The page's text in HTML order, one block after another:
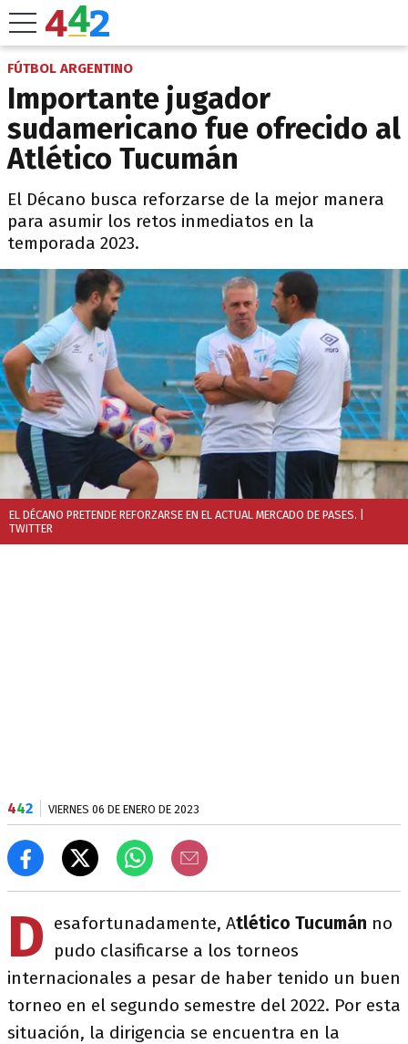
FÚTBOL ARGENTINO
Importante jugador
sudamericano fue ofrecido al
Atlético Tucumán
El Décano busca reforzarse de la mejor manera
para asumir los retos inmediatos en la
temporada 2023.
EL DÉCANO PRETENDE REFORZARSE EN EL ACTUAL MERCADO DE PASES.
TWITTER
442 VIERNES 06 DE ENERO DE 2023
D esafortunadamente, Atlético Tucumán no
pudo clasificarse a los torneos
internacionales a pesar de haber tenido un buen
torneo en el segundo semestre del 2022. Por esta
situación, la dirigencia se encuentra en la